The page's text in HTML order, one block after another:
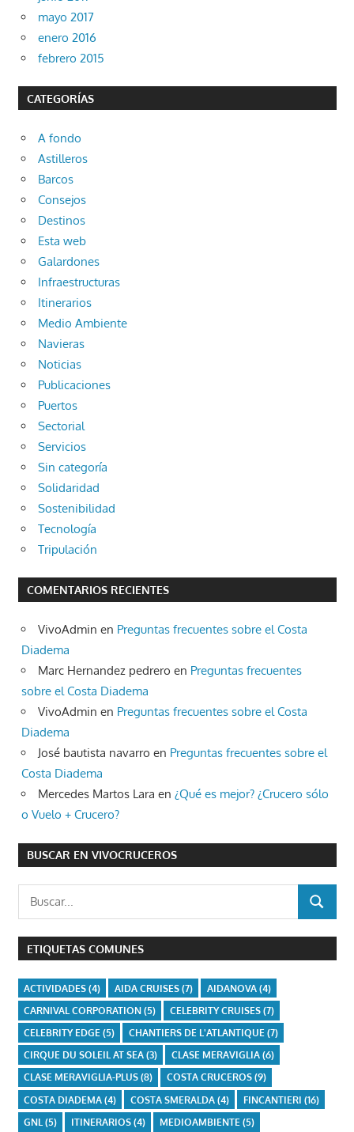
mayo 2017
enero 2016
febrero 2015
CATEGORÍAS
A fondo
Astilleros
Barcos
Consejos
Destinos
Esta web
Galardones
Infraestructuras
Itinerarios
Medio Ambiente
Navieras
Noticias
Publicaciones
Puertos
Sectorial
Servicios
Sin categoría
Solidaridad
Sostenibilidad
Tecnología
Tripulación
COMENTARIOS RECIENTES
VivoAdmin en Preguntas frecuentes sobre el Costa
Diadema
Marc Hernandez pedrero en Preguntas frecuentes
sobre el Costa Diadema
VivoAdmin en Preguntas frecuentes sobre el Costa
Diadema
José bautista navarro en Preguntas frecuentes sobre el
Costa Diadema
Mercedes Martos Lara en ¿Qué es mejor? ¿Crucero sólo
o Vuelo + Crucero?
BUSCAR EN VIVOCRUCEROS
Buscar:
BUSCAR
ETIQUETAS COMUNES
ACTIVIDADES(4) AIDA CRUISES(7) AIDANOVA(4)
CARNIVAL CORPORATION(5) CELEBRITY CRUISES(7)
CELEBRITY EDGE (5) CHANTIERS DE L'ATLANTIQUE (7)
CIRQUE DU SOLEIL AT SEA(3) CLASE MERAVIGLIA(6)
CLASE MERAVIGLIA-PLUS(8) COSTA CRUCEROS(9)
COSTA DIADEMA(4) COSTA SMERALDA(4) FINCANTIERI (16)
GNL (5) ITINERARIOS(4) MEDIOAMBIENTE (5)